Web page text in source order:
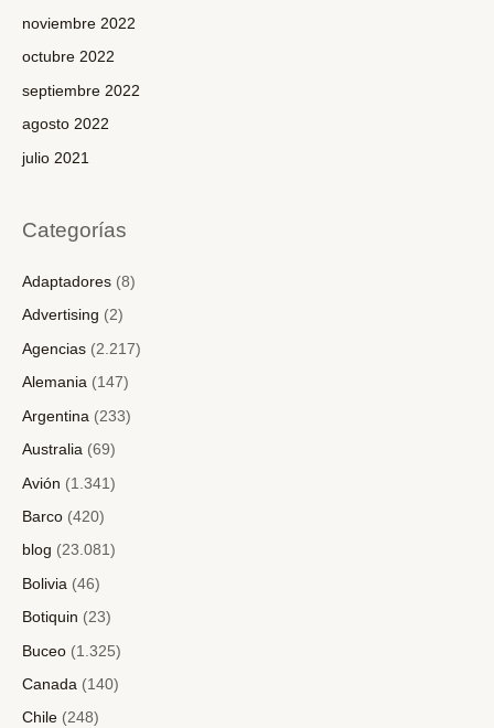
noviembre 2022
octubre 2022
septiembre 2022
agosto 2022
julio 2021
Categorías
Adaptadores (8)
Advertising (2)
Agencias (2.217)
Alemania (147)
Argentina (233)
Australia (69)
Avión (1.341)
Barco (420)
blog (23.081)
Bolivia (46)
Botiquin (23)
Buceo (1.325)
Canada (140)
Chile (248)